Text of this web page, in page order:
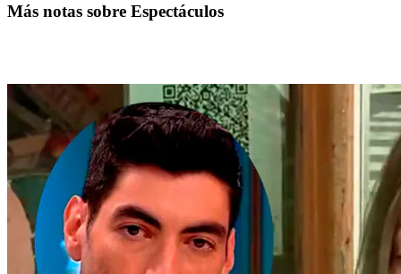
Más notas sobre Espectáculos